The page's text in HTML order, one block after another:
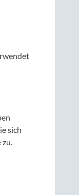
sich
zu.